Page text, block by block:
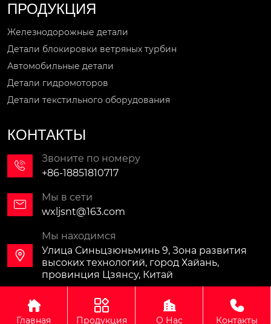
ПРОДУКЦИЯ
Железнодорожные детали
Детали блокировки ветряных турбин
Автомобильные детали
Детали гидромоторов
Детали текстильного оборудования
КОНТАКТЫ

Звоните по номеру
+86-18851810717

Мы в сети
wxljsnt@163.com

Мы находимся
Улица Синьцзюньминь 9, Зона развития
высоких технологий, город Хайань,
провинция Цзянсу, Китай
Авторское право©ООО Наньтун Орист Машинери

Главная

Продукция

О Нас

Контакты